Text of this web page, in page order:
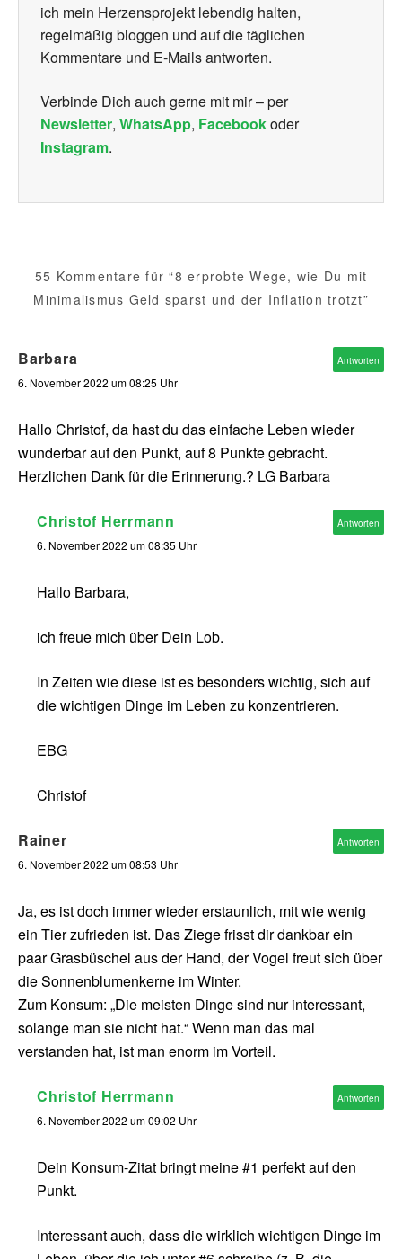
ich mein Herzensprojekt lebendig halten,
regelmäßig bloggen und auf die täglichen
Kommentare und E-Mails antworten.
Verbinde Dich auch gerne mit mir – per
Newsletter, WhatsApp, Facebookoder
Instagram.
55 Kommentare für “8 erprobte Wege, wie Du mit
Minimalismus Geld sparst und der Inflation trotzt”
Barbara
6. November 2022 um 08:25 Uhr
Hallo Christof, da hast du das einfache Leben wieder
wunderbar auf den Punkt, auf 8 Punkte gebracht.
Herzlichen Dank für die Erinnerung.? LG Barbara
Antworten
Christof Herrmann
6. November 2022 um 08:35 Uhr
Hallo Barbara,
ich freue mich über Dein Lob.
In Zeiten wie diese ist es besonders wichtig, sich auf
die wichtigen Dinge im Leben zu konzentrieren.
EBG
Christof
Antworten
Rainer
6. November 2022 um 08:53 Uhr
Ja, es ist doch immer wieder erstaunlich, mit wie wenig
ein Tier zufrieden ist. Das Ziege frisst dir dankbar ein
paar Grasbüschel aus der Hand, der Vogel freut sich über
die Sonnenblumenkerne im Winter.
Zum Konsum: „Die meisten Dinge sind nur interessant,
solange man sie nicht hat.“ Wenn man das mal
verstanden hat, ist man enorm im Vorteil.
Antworten
Christof Herrmann
6. November 2022 um 09:02 Uhr
Dein Konsum-Zitat bringt meine #1 perfekt auf den
Punkt.
Interessant auch, dass die wirklich wichtigen Dinge im
Antworten